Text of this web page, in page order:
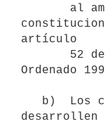
artículo
Ordenado
desarrollen